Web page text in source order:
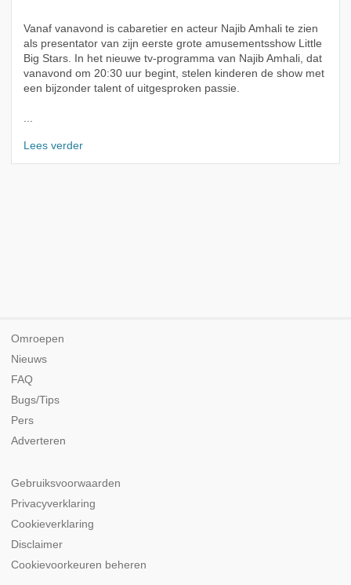
Vanaf vanavond is cabaretier en acteur Najib Amhali te zien
als presentator van zijn eerste grote amusementsshow Little
Big Stars. In het nieuwe tv-programma van Najib Amhali, dat
vanavond om 20:30 uur begint, stelen kinderen de show met
een bijzonder talent of uitgesproken passie.
...
Lees verder
Omroepen
Nieuws
FAQ
Bugs/Tips
Pers
Adverteren
Gebruiksvoorwaarden
Privacyverklaring
Cookieverklaring
Disclaimer
Cookievoorkeuren beheren